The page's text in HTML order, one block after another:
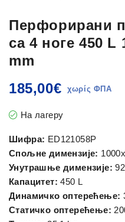
Перфорирани
са 4 ноге 450 L
mm
185,00€
На лагеру
Шифра: ED121058P
Спољне димензије:
Унутрашње димензије:
Капацитет: 450 L
Динамичко оптерећење:
Статичко оптерећење: